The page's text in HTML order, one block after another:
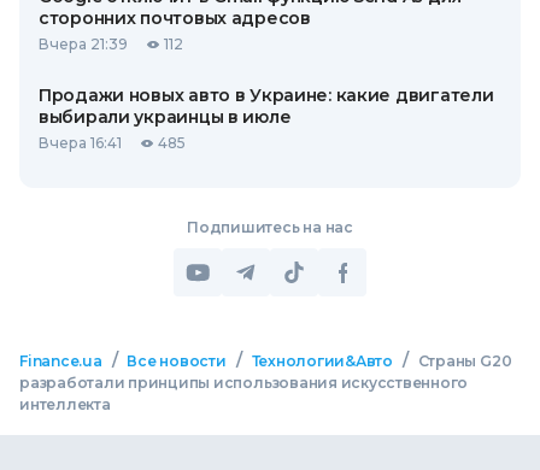
сторонних почтовых адресов
Вчера 21:39 112
Продажи новых авто в Украине: какие двигатели
выбирали украинцы в июле
Вчера 16:41 485
Подпишитесь на нас
Finance.ua / Все новости / Технологии&Авто /
Страны G20
разработали принципы использования искусственного
интеллекта